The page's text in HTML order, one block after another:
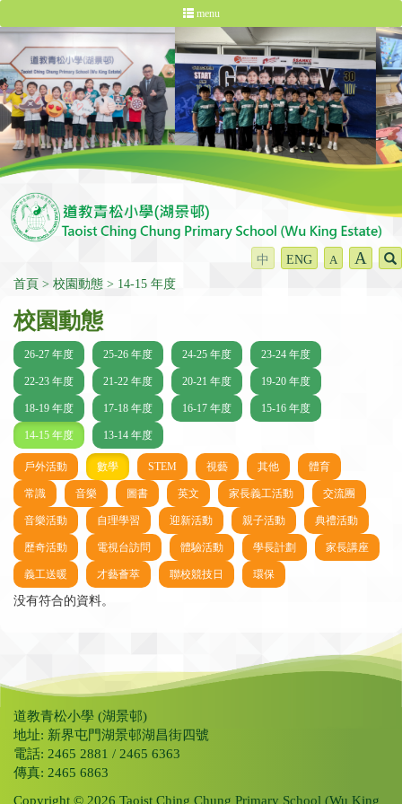
menu
中 ENG A A
首頁 校園動態 14-15 年度
校園動態
26-27 年度 25-26 年度 24-25 年度 23-24 年度
22-23 年度 21-22 年度 20-21 年度 19-20 年度
18-19 年度 17-18 年度 16-17 年度 15-16 年度
14-15 年度 13-14 年度
戶外活動 數學 STEM 視藝 其他 體育
常識 音樂 圖書 英文 家長義工活動 交流團
音樂活動 自理學習 迎新活動 親子活動 典禮活動
歷奇活動 電視台訪問 體驗活動 學長計劃 家長講座
義工送暖 才藝薈萃 聯校競技日 環保
没有符合的資料。
道教青松小學 (湖景邨)
地址: 新界屯門湖景邨湖昌街四號
電話: 2465 2881 / 2465 6363
傳真: 2465 6863
Copyright © 2026 Taoist Ching Chung Primary School (Wu King